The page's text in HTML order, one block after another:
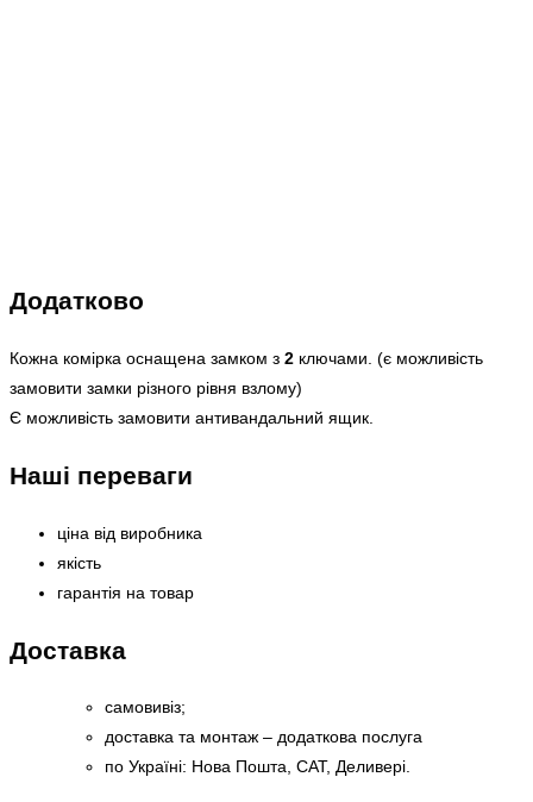
Додатково
Кожна комірка оснащена замком з 2 ключами. (є можливість
замовити замки різного рівня взлому)
Є можливість замовити антивандальний ящик.
Наші переваги
ціна від виробника
якість
гарантія на товар
Доставка
самовивіз;
доставка та монтаж – додаткова послуга
по Україні: Нова Пошта, САТ, Деливері.